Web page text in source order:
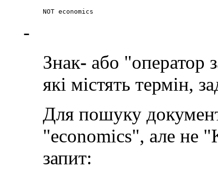
NOT economics
-
Знак- або "оператор
які містять термін,
Для пошуку
"economics", але не
запит: